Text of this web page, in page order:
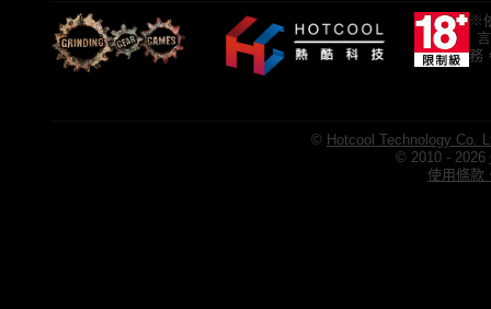
※
務
© Hotcool Technology Co.
© 2010 - 2026
使用條款